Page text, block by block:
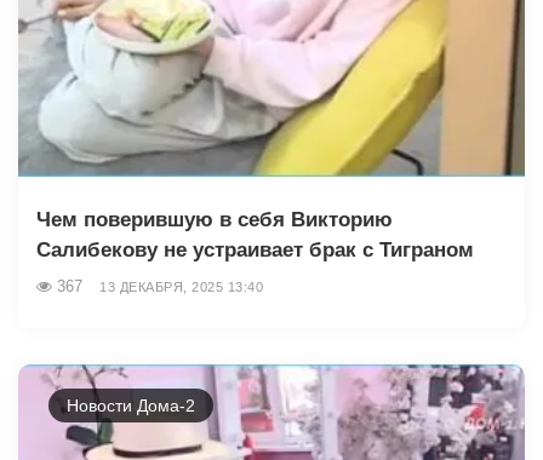
Чем поверившую в себя Викторию
Салибекову не устраивает брак с Тиграном
367 13 ДЕКАБРЯ, 2025 13:40
Новости Дома-2